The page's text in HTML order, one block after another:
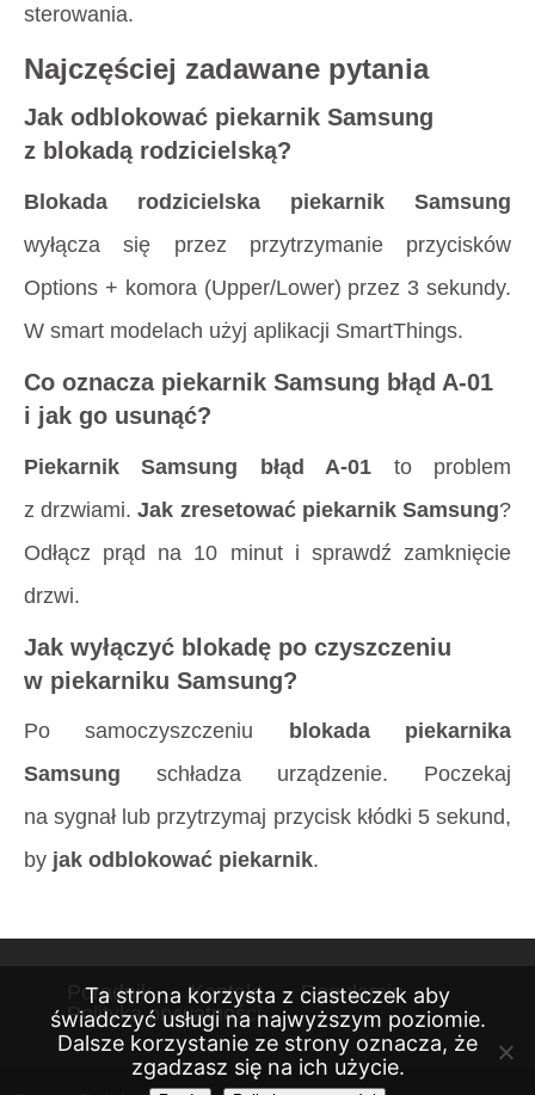
sterowania.
Najczęściej zadawane pytania
Jak odblokować piekarnik Samsung
z blokadą rodzicielską?
Blokada rodzicielska piekarnik Samsung
wyłącza się przez przytrzymanie przycisków
Options + komora (Upper/Lower) przez 3 sekundy.
W smart modelach użyj aplikacji SmartThings.
Co oznacza piekarnik Samsung błąd A-01
i jak go usunąć?
Piekarnik Samsung błąd A-01 to problem
z drzwiami.Jak zresetować piekarnik Samsung?
Odłącz prąd na 10 minut i sprawdź zamknięcie
drzwi.
Jak wyłączyć blokadę po czyszczeniu
w piekarniku Samsung?
Po samoczyszczeniu
blokada piekarnika
Samsung schładza urządzenie. Poczekaj
na sygnał lub przytrzymaj przycisk kłódki 5 sekund,
by jak odblokować piekarnik.
Poradnik Kontakt
Regulamin
Polityka prywatności
Ta strona korzysta z ciasteczek aby
świadczyć usługi na najwyższym poziomie.
Dalsze korzystanie ze strony oznacza, że
zgadzasz się na ich użycie.